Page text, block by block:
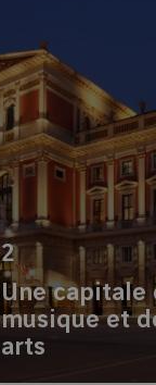
2
Une capitale
musique et
arts